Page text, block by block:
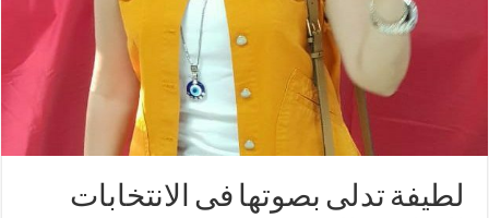
لطيفة تدلى بصوتها فى الانتخابات